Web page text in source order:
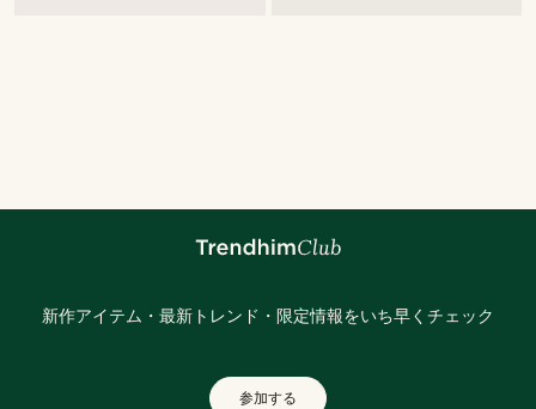
新作アイテム・最新トレンド・限定情報をいち早くチェック
参加する